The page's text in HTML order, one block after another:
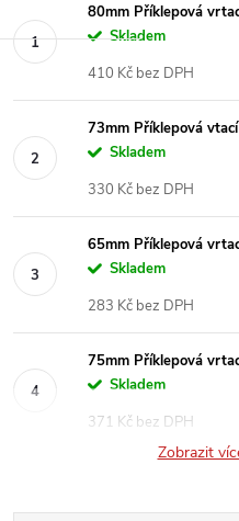
80mm Příklepová
Skladem
410 Kč bez DPH
73mm Příklepová
Skladem
330 Kč bez DPH
65mm Příklepová
Skladem
283 Kč bez DPH
75mm Příklepová
Skladem
371 Kč bez DPH
Zobrazit